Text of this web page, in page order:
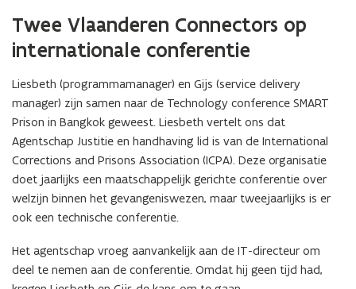
Twee Vlaanderen Connectors op
internationale conferentie
Liesbeth (programmamanager) en Gijs (service delivery
manager) zijn samen naar de Technology conference SMART
Prison in Bangkok geweest. Liesbeth vertelt ons dat
Agentschap Justitie en handhaving lid is van de International
Corrections and Prisons Association (ICPA). Deze organisatie
doet jaarlijks een maatschappelijk gerichte conferentie over
welzijn binnen het gevangeniswezen, maar tweejaarlijks is er
ook een technische conferentie.
Het agentschap vroeg aanvankelijk aan de IT-directeur om
deel te nemen aan de conferentie. Omdat hij geen tijd had,